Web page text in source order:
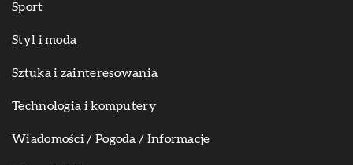
Sport
Styl i moda
Sztuka i zainteresowania
Technologia i komputery
Wiadomości / Pogoda / Informacje